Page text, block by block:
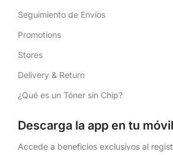
Seguimiento de Envíos
Promotions
Stores
Delivery & Return
¿Qué es un Tóner sin Chip?
Descarga la app en tu móvil
Accede a beneficios exclusivos al